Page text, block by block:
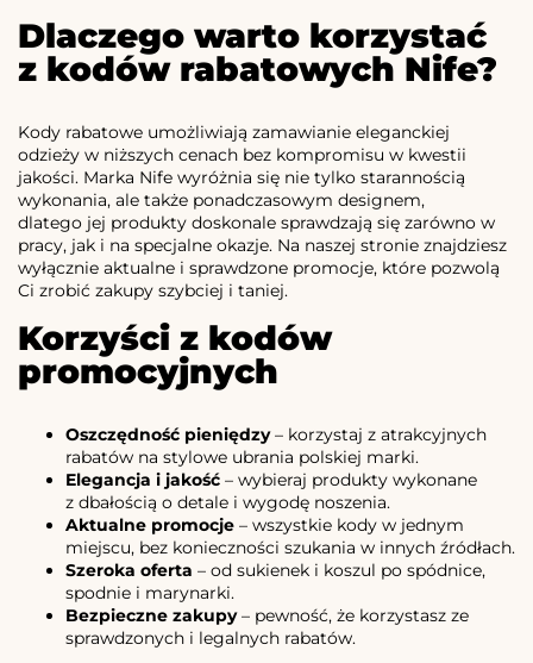
Dlaczego warto korzystać
z kodów rabatowych Nife?
Kody rabatowe umożliwiają zamawianie eleganckiej
odzieży w niższych cenach bez kompromisu w kwestii
jakości. Marka Nife wyróżnia się nie tylko starannością
wykonania, ale także ponadczasowym designem,
dlatego jej produkty doskonale sprawdzają się zarówno w
pracy, jak i na specjalne okazje. Na naszej stronie znajdziesz
wyłącznie aktualne i sprawdzone promocje, które pozwolą
Ci zrobić zakupy szybciej i taniej.
Korzyści z kodów
promocyjnych
Oszczędność pieniędzy– korzystaj z atrakcyjnych
rabatów na stylowe ubrania polskiej marki.
Elegancja i jakość – wybieraj produkty wykonane
z dbałością o detale i wygodę noszenia.
Aktualne promocje – wszystkie kody w jednym
miejscu, bez konieczności szukania w innych źródłach.
Szeroka oferta – od sukienek i koszul po spódnice,
spodnie i marynarki.
Bezpieczne zakupy– pewność, że korzystasz ze
sprawdzonych i legalnych rabatów.